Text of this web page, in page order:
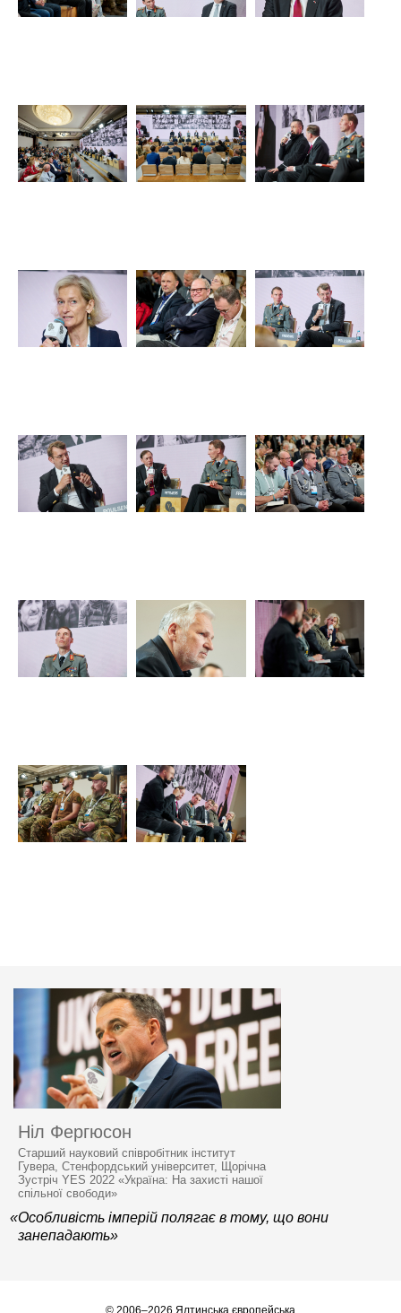
Ніл Фергюсон
Старший науковий співробітник інститут
Гувера, Стенфордський університет, Щорічна
Зустріч YES 2022 «Україна: На захисті нашої
спільної свободи»
«Особливість імперій полягає в тому, що вони
занепадають»
© 2006–2026 Ялтинська європейська